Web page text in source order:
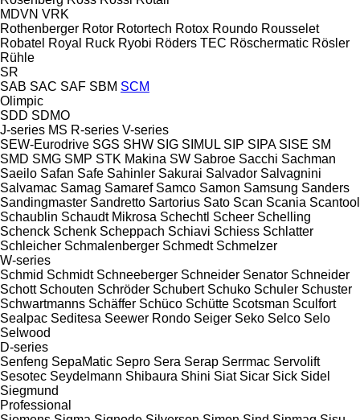
MDVN VRK
Rothenberger Rotor Rotortech Rotox Roundo Rousselet
Robatel Royal Ruck Ryobi Röders TEC Röschermatic Rösler
Rühle
SR
SAB SAC SAF SBM SCM
Olimpic
SDD SDMO
J-series MS R-series V-series
SEW-Eurodrive SGS SHW SIG SIMUL SIP SIPA SISE SM
SMD SMG SMP STK Makina SW Sabroe Sacchi Sachman
Saeilo Safan Safe Sahinler Sakurai Salvador Salvagnini
Salvamac Samag Samaref Samco Samon Samsung Sanders
Sandingmaster Sandretto Sartorius Sato Scan Scania Scantool
Schaublin Schaudt Mikrosa Schechtl Scheer Schelling
Schenck Schenk Scheppach Schiavi Schiess Schlatter
Schleicher Schmalenberger Schmedt Schmelzer
W-series
Schmid Schmidt Schneeberger Schneider Senator Schneider
Schott Schouten Schröder Schubert Schuko Schuler Schuster
Schwartmanns Schäffer Schüco Schütte Scotsman Sculfort
Sealpac Seditesa Seewer Rondo Seiger Seko Selco Selo
Selwood
D-series
Senfeng SepaMatic Sepro Sera Serap Serrmac Servolift
Sesotec Seydelmann Shibaura Shini Siat Sicar Sick Sidel
Siegmund
Professional